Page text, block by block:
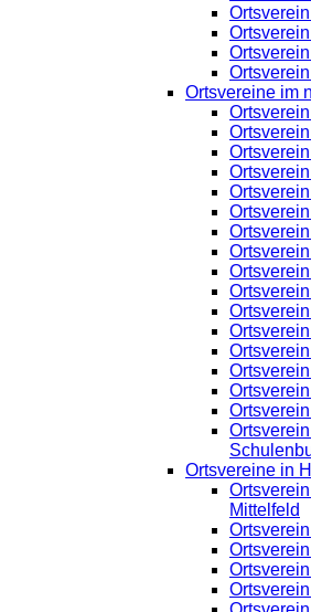
Ortsvereine im
Ortsvereine in
Mittelfeld